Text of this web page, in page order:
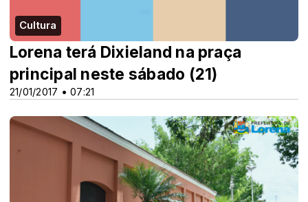
Cultura
21/01/2017 • 07:21
Lorena terá Dixieland na praça
principal neste sábado (21)